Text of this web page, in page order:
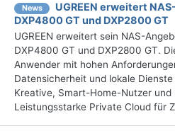
News
UGREEN erweitert
DXP4800 GT und DXP2800 GT
UGREEN erweitert sein NAS-
DXP4800 GT und DXP2800 GT.
Anwender mit hohen
Datensicherheit und lokale
Kreative, Smart-Home-Nutzer
Leistungsstarke Private Cloud für